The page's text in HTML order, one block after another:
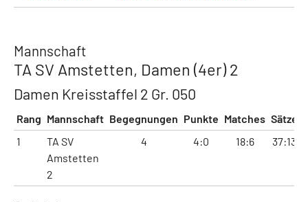
Mannschaft
TA SV Amstetten, Damen (4er) 2
Damen Kreisstaffel 2 Gr. 050
Rang Mannschaft Begegnungen Punkte Matches Sätze
1
TA SV
Amstetten
2
4 4:0 18:6 37:13